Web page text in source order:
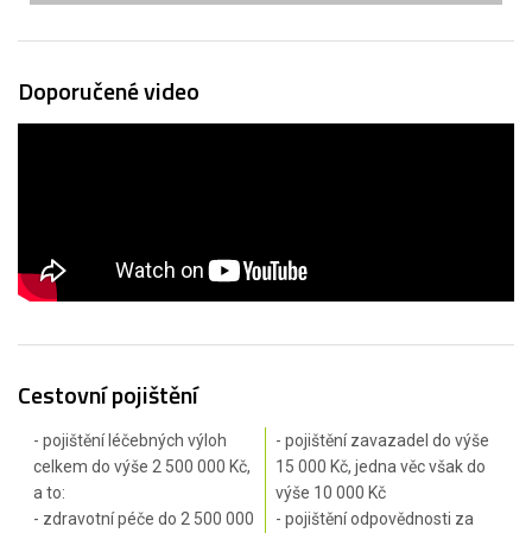
Doporučené video
Cestovní pojištění
- pojištění léčebných výloh
celkem do výše 2 500 000 Kč,
a to:
- zdravotní péče do 2 500 000
- pojištění zavazadel do výše
15 000 Kč, jedna věc však do
výše 10 000 Kč
- pojištění odpovědnosti za